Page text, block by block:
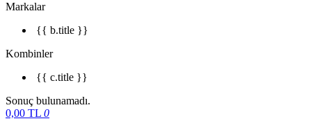
Markalar
{{ b.title }}
Kombinler
{{ c.title }}
Sonuç bulunamadı.
0,00 TL 0